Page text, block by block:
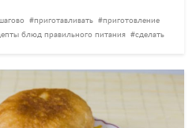
приготавливать
приготовление
блюд правильного питания сделать